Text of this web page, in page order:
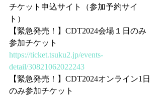
チケット申込サイト（参加予約サイ
ト）
【緊急発売！】CDT2024会場１日のみ
参加チケット
https://ticket.tsuku2.jp/events-
detail/30821062022243
【緊急発売！】CDT2024オンライン1日
のみ参加チケット